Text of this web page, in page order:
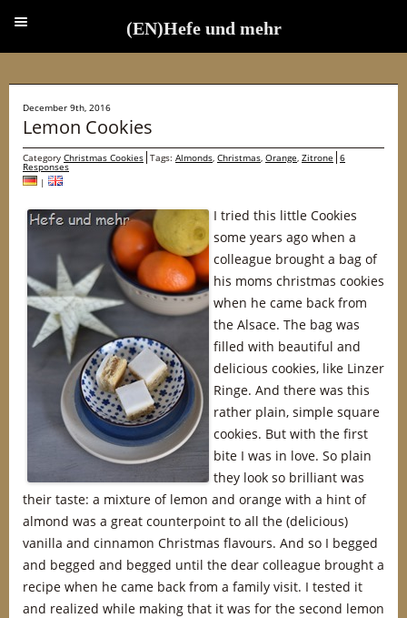
December 9th, 2016
Lemon Cookies
Category Christmas Cookies Tags: Almonds, Christmas, Orange, Zitrone 6
Responses
|
I tried this little Cookies
some years ago when a
colleague brought a bag of
his moms christmas cookies
when he came back from
the Alsace. The bag was
filled with beautiful and
delicious cookies, like Linzer
Ringe. And there was this
rather plain, simple square
cookies. But with the first
bite I was in love. So plain
they look so brilliant was
their taste: a mixture of lemon and orange with a hint of
almond was a great counterpoint to all the (delicious)
vanilla and cinnamon Christmas flavours. And so I begged
and begged and begged until the dear colleague brought a
recipe when he came back from a family visit. I tested it
and realized while making that it was for the second lemon
(EN)Hefe und mehr
(EN)Hefe und mehr